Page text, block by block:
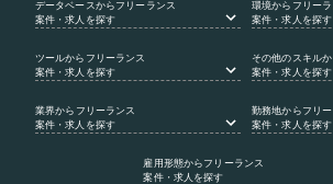
データベース からフリーランス
案件・求人を探す
環境からフリーラ
案件・求人を探す
ツールからフリーランス
案件・求人を探す
その他のスキル
案件・求人を探す
業界からフリーランス
案件・求人を探す
勤務地からフリー
案件・求人を探す
雇用形態からフリーランス
案件・求人を探す